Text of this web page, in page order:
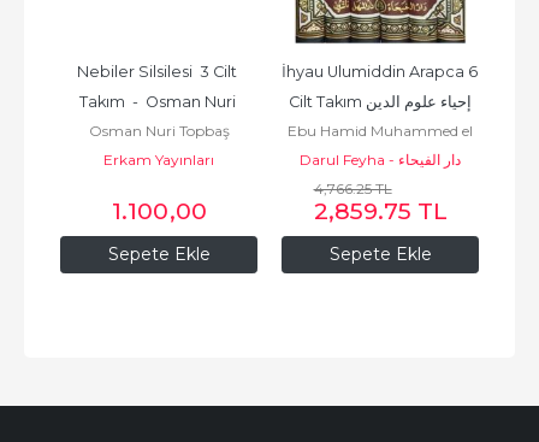
Sepete Ekle
Nebiler Silsilesi  3 Cilt
Takım  -  Osman Nuri
Topbaş
Osman Nuri Topbaş
Erkam Yayınları
1.100,00
Sepete Ekle
İhyau Ulumiddin Arapca 6
Cilt Takım إحياء علوم الدين
Ebu Hamid Muhammed el
Gazali أبو
حامد محمد الغزّالي الطوسي
Darul Feyha - دار الفيحاء
4,766.25 TL
2,859.75 TL